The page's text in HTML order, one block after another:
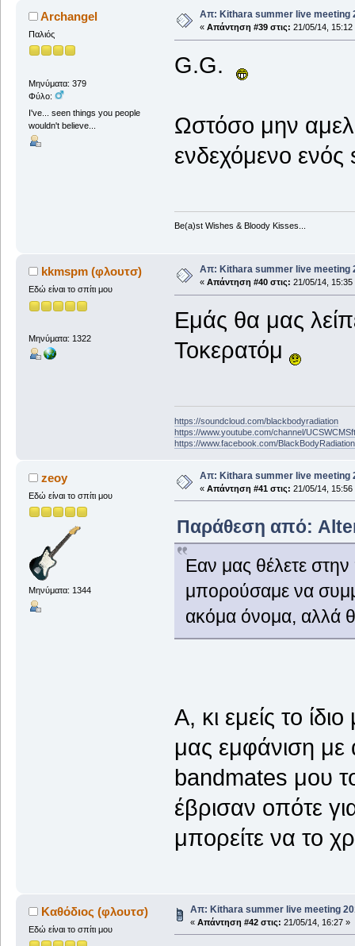
Archangel
Παλιός
Μηνύματα: 379
Φύλο:
I've... seen things you people
wouldn't believe...
Απ: Kithara summer live meeting
« Απάντηση #39 στις: 21/05/14, 15:12
G.G.
Ωστόσο μην
ενδεχόμενο
Be(a)st Wishes & Bloody Kisses...
kkmspm (φλουτσ)
Εδώ είναι το σπίτι μου
Μηνύματα: 1322
Απ: Kithara summer live meeting
« Απάντηση #40 στις: 21/05/14, 15:35
Εμάς θα μας
Τοκερατόμ
https://soundcloud.com/blackbodyradiation
https://www.youtube.com/channel/
https://www.facebook.com/
zeoy
Εδώ είναι το σπίτι μου
Μηνύματα: 1344
Απ: Kithara summer live meeting
« Απάντηση #41 στις: 21/05/14, 15:56
Παράθεση από:
Εαν μας θέλετε
μπορούσαμε να
ακόμα όνομα, αλλά
Α, κι εμείς το
μας εμφάνιση με
bandmates μου
έβρισαν οπότε
μπορείτε να το
Καθόδιος (φλουτσ)
Εδώ είναι το σπίτι μου
Απ: Kithara summer live meeting
« Απάντηση #42 στις: 21/05/14, 16:27 »